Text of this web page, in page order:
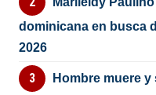
dominicana en busca
2026
Hombre muere